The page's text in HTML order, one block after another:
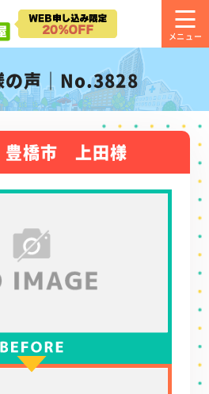
の声｜No.3828
橋市 上田様